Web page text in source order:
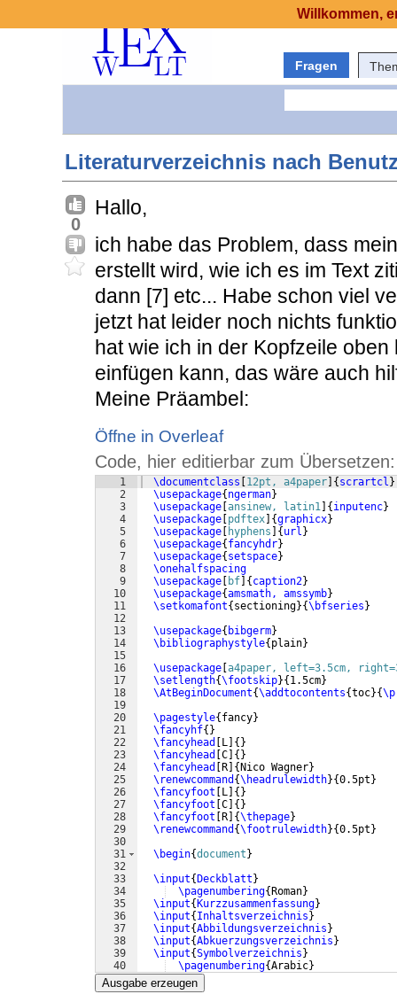
Fragen
Literaturverzeichnis nach
0
Hallo,
ich habe das Problem, dass
erstellt wird, wie ich es im Text
dann [7] etc... Habe schon viel
jetzt hat leider noch nichts
hat wie ich in der Kopfzeile
einfügen kann, das wäre auch
Meine Präambel:
Öffne in Overleaf
Code, hier editierbar zum Übersetzen:
1
2
3
4
5
6
7
8
9
10
11
12
13
14
15
16
17
18
19
20
21
22
23
24
25
26
27
28
29
30
31
32
33
34
35
36
37
38
39
40
41
\documentclass 12pt, a4paper { scrartcl }
\usepackage{ ngerman}
\usepackage ansinew, latin1 { inputenc}
\usepackage pdftex {graphicx}
\usepackage
hyphens { url }
\usepackage{ fancyhdr}
\usepackage{ setspace}
\onehalfspacing
\usepackage
bf { caption2}
\usepackage{amsmath, amssymb}
\setkomafont{ sectioning}{\bfseries }
\usepackage{ bibgerm}
\bibliographystyle{ plain}
\usepackage a4paper, left=3.5cm,
\setlength{\footskip}{ 1.5cm}
\AtBeginDocument{\addtocontents{toc}{
\pagestyle{ fancy}
\fancyhf{ }
\fancyhead
L { }
\fancyhead
C { }
\fancyhead
R { Nico Wagner}
\renewcommand {\headrulewidth}{0.5pt }
\fancyfoot
L { }
\fancyfoot C { }
\fancyfoot
R {\thepage}
\renewcommand {\footrulewidth}{0.5pt }
\begin{document }
\input{ Deckblatt }
\pagenumbering{ Roman}
\input{ Kurzzusammenfassung}
\input{ Inhaltsverzeichnis }
\input{Abbildungsverzeichnis }
\input{Abkuerzungsverzeichnis }
\input{Symbolverzeichnis }
\pagenumbering{Arabic}
\input{Einleitung
Ausgabe erzeugen
Willkommen,